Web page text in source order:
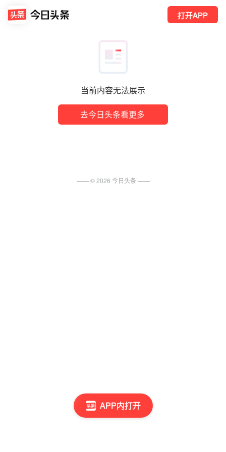
当前内容无法展示
去今日头条看更多
打开APP
APP内打开
—— ©2026 今日头条 ——